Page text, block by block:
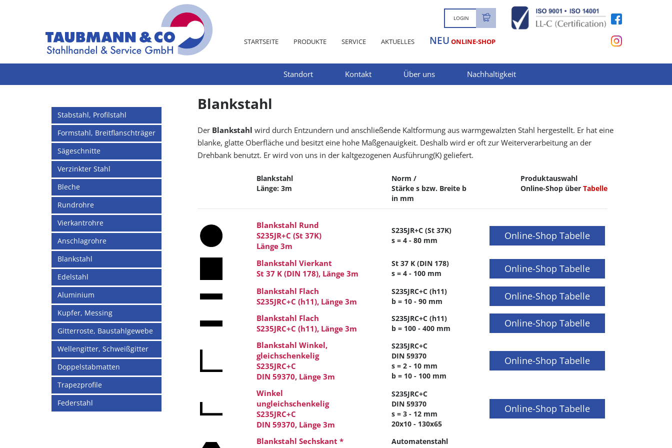
STARTSEITE PRODUKTE SERVICE AKTUELLES NEU ONLINE-SHOP
Standort Kontakt Über uns Nachhaltigkeit
LOGIN
Stabstahl, Profilstahl
Formstahl, Breitflanschträger
Sägeschnitte
Verzinkter Stahl
Bleche
Rundrohre
Vierkantrohre
Anschlagrohre
Blankstahl
Edelstahl
Aluminium
Kupfer, Messing
Gitterroste, Baustahlgewebe
Wellengitter, Schweißgitter
Doppelstabmatten
Trapezprofile
Federstahl
Blankstahl
Der Blankstahl wird durch Entzundern und anschließende Kaltformung aus warmgewalzten Stahl hergestellt. Er hat eine
blanke, glatte Oberfläche und besitzt eine hohe Maßgenauigkeit. Deshalb wird er oft zur Weiterverarbeitung an der
Drehbank benutzt. Er wird von uns in der kaltgezogenen Ausführung(K) geliefert.
Blankstahl
Länge: 3m
Norm /
Stärke s bzw. Breite b
in mm
Produktauswahl
Online-Shop über Tabelle
Blankstahl Rund
S235JR+C (St 37K)
Länge 3m
S235JR+C (St 37K)
s = 4 - 80 mm
Online-Shop Tabelle
Blankstahl Vierkant
St 37 K (DIN 178), Länge 3m
St 37 K (DIN 178)
s = 4 - 100 mm
Online-Shop Tabelle
Blankstahl Flach
S235JRC+C (h11), Länge 3m
S235JRC+C (h11)
b = 10 - 90 mm
Online-Shop Tabelle
Blankstahl Flach
S235JRC+C (h11), Länge 3m
S235JRC+C (h11)
b = 100 - 400 mm
Online-Shop Tabelle
Blankstahl Winkel,
gleichschenkelig
S235JRC+C
DIN 59370, Länge 3m
S235JRC+C
DIN 59370
s = 2 - 10 mm
b = 10 - 100 mm
Online-Shop Tabelle
Winkel
ungleichschenkelig
S235JRC+C
DIN 59370, Länge 3m
S235JRC+C
DIN 59370
s = 3 - 12 mm
20x10 - 130x65
Online-Shop Tabelle
Blankstahl Sechskant *
Automatenstahl